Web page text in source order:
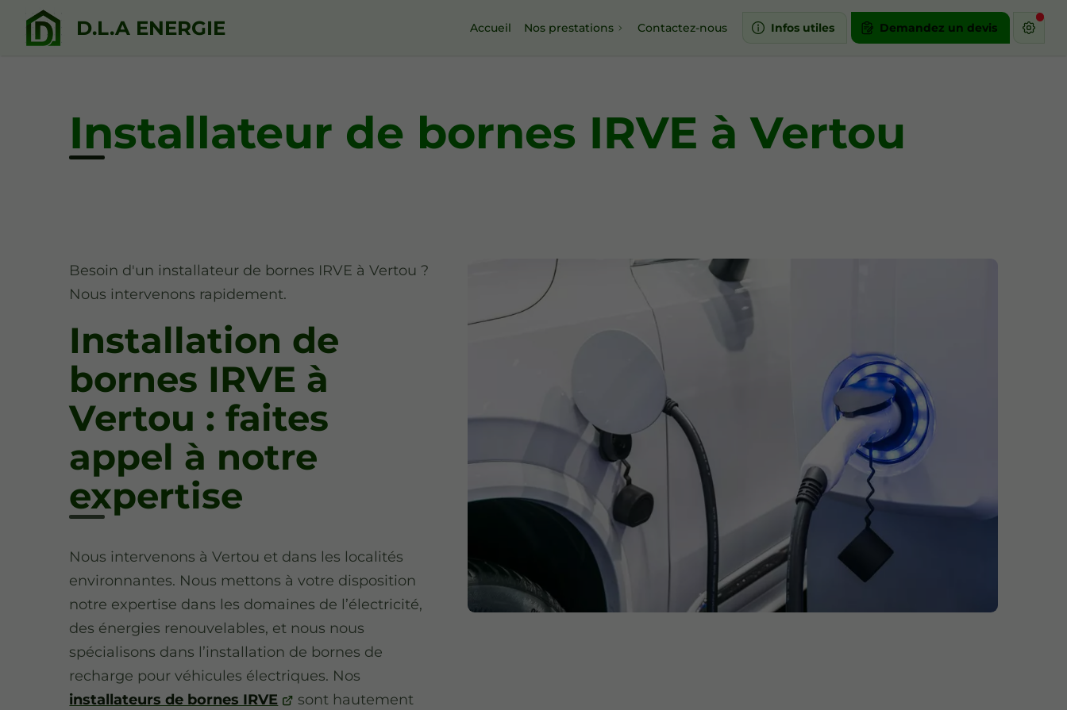
D.L.A ENERGIE Accueil Nos prestations Contactez-nous Infos utiles Demandez un devis
Installateur de bornes IRVE à Vertou
Besoin d'un installateur de bornes IRVE à Vertou ?
Nous intervenons rapidement.
Installation de
bornes IRVE à
Vertou : faites
appel à notre
expertise
Nous intervenons à Vertou et dans les localités
environnantes. Nous mettons à votre disposition
notre expertise dans les domaines de l’électricité,
des énergies renouvelables, et nous nous
spécialisons dans l’installation de bornes de
recharge pour véhicules électriques. Nos
installateurs de bornes IRVE
sont hautement